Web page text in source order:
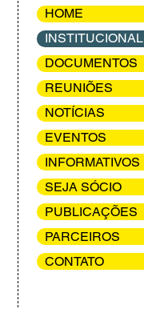
HOME
INSTITUCIONAL
DOCUMENTOS
REUNIÕES
NOTÍCIAS
EVENTOS
INFORMATIVOS
SEJA SÓCIO
PUBLICAÇÕES
PARCEIROS
CONTATO